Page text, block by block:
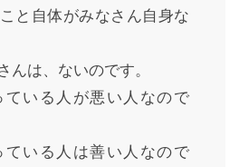
と自体がみなさん自身な
んは、ないのです。
いる人が悪い人なので
いる人は善い人なので